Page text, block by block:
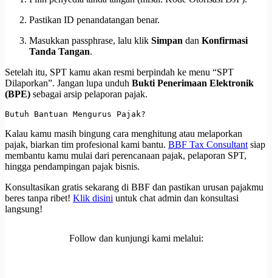
Pastikan ID penandatangan benar.
Masukkan passphrase, lalu klik Simpan dan Konfirmasi
Tanda Tangan.
Setelah itu, SPT kamu akan resmi berpindah ke menu “SPT
Dilaporkan”. Jangan lupa unduh Bukti Penerimaan Elektronik
(BPE) sebagai arsip pelaporan pajak.
Butuh Bantuan Mengurus Pajak?
Kalau kamu masih bingung cara menghitung atau melaporkan
pajak, biarkan tim profesional kami bantu. BBF Tax Consultant siap
membantu kamu mulai dari perencanaan pajak, pelaporan SPT,
hingga pendampingan pajak bisnis.
Konsultasikan gratis sekarang di BBF dan pastikan urusan pajakmu
beres tanpa ribet! Klik disini untuk chat admin dan konsultasi
langsung!
Follow dan kunjungi kami melalui: